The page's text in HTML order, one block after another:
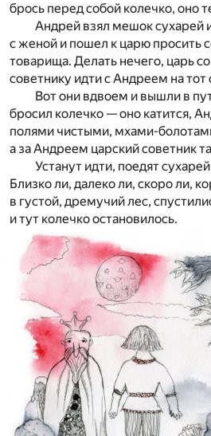
брось перед собой колечко, оно
Андрей взял мешок сухарей
с женой и пошел к царю просить
товарища. Делать нечего, царь
советнику идти с Андреем на тот
Вот они вдвоем и вышли в
бросил колечко — оно катится,
полями чистыми, мхами-
а за Андреем царский советник
Устанут идти, поедят
Близко ли, далеко ли, скоро ли,
в густой, дремучий лес,
и тут колечко остановилось.